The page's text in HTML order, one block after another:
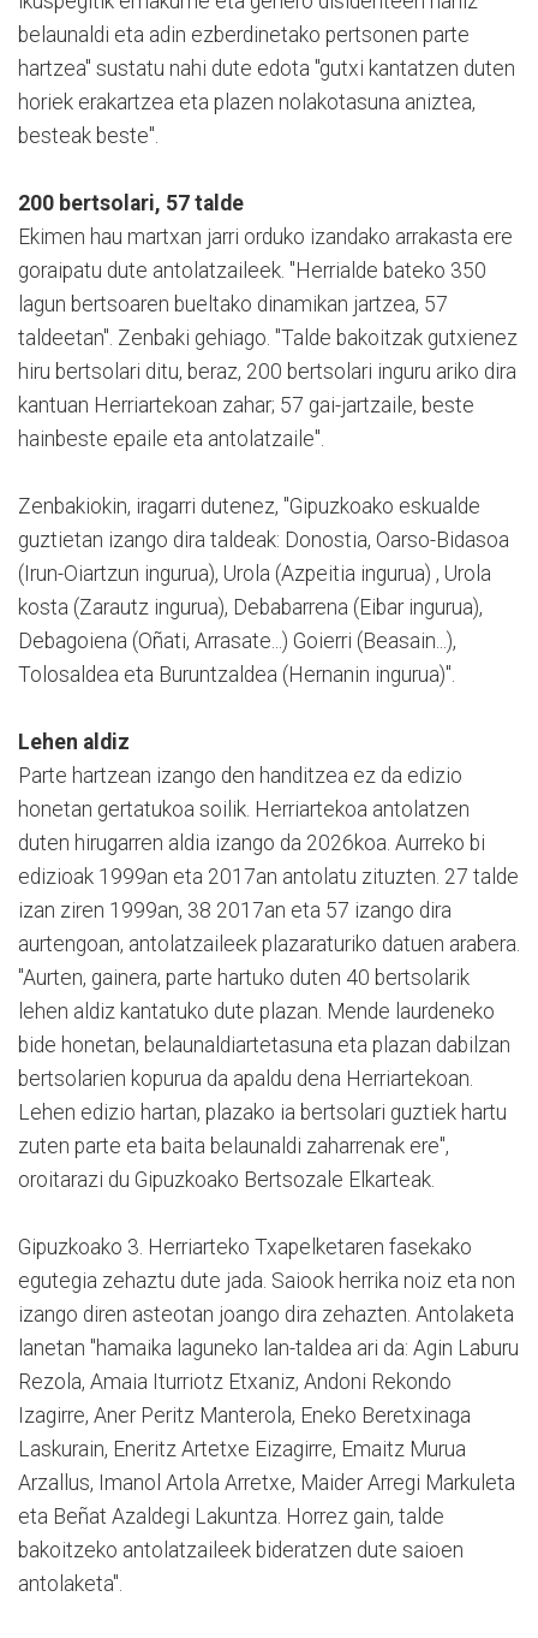
belaunaldi eta adin ezberdinetako pertsonen parte
hartzea" sustatu nahi dute edota "gutxi kantatzen duten
horiek erakartzea eta plazen nolakotasuna aniztea,
besteak beste".
200 bertsolari, 57 talde
Ekimen hau martxan jarri orduko izandako arrakasta ere
goraipatu dute antolatzaileek. "Herrialde bateko 350
lagun bertsoaren bueltako dinamikan jartzea, 57
taldeetan". Zenbaki gehiago. "Talde bakoitzak gutxienez
hiru bertsolari ditu, beraz, 200 bertsolari inguru ariko dira
kantuan Herriartekoan zahar; 57 gai-jartzaile, beste
hainbeste epaile eta antolatzaile".
Zenbakiokin, iragarri dutenez, "Gipuzkoako eskualde
guztietan izango dira taldeak: Donostia, Oarso-Bidasoa
(Irun-Oiartzun ingurua), Urola (Azpeitia ingurua) , Urola
kosta (Zarautz ingurua), Debabarrena (Eibar ingurua),
Debagoiena (Oñati, Arrasate...) Goierri (Beasain...),
Tolosaldea eta Buruntzaldea (Hernanin ingurua)".
Lehen aldiz
Parte hartzean izango den handitzea ez da edizio
honetan gertatukoa soilik. Herriartekoa antolatzen
duten hirugarren aldia izango da 2026koa. Aurreko bi
edizioak 1999an eta 2017an antolatu zituzten. 27 talde
izan ziren 1999an, 38 2017an eta 57 izango dira
aurtengoan, antolatzaileek plazaraturiko datuen arabera.
"Aurten, gainera, parte hartuko duten 40 bertsolarik
lehen aldiz kantatuko dute plazan. Mende laurdeneko
bide honetan, belaunaldiartetasuna eta plazan dabilzan
bertsolarien kopurua da apaldu dena Herriartekoan.
Lehen edizio hartan, plazako ia bertsolari guztiek hartu
zuten parte eta baita belaunaldi zaharrenak ere",
oroitarazi du Gipuzkoako Bertsozale Elkarteak.
Gipuzkoako 3. Herriarteko Txapelketaren fasekako
egutegia zehaztu dute jada. Saiook herrika noiz eta non
izango diren asteotan joango dira zehazten. Antolaketa
lanetan "hamaika laguneko lan-taldea ari da: Agin Laburu
Rezola, Amaia Iturriotz Etxaniz, Andoni Rekondo
Izagirre, Aner Peritz Manterola, Eneko Beretxinaga
Laskurain, Eneritz Artetxe Eizagirre, Emaitz Murua
Arzallus, Imanol Artola Arretxe, Maider Arregi Markuleta
eta Beñat Azaldegi Lakuntza. Horrez gain, talde
bakoitzeko antolatzaileek bideratzen dute saioen
antolaketa".